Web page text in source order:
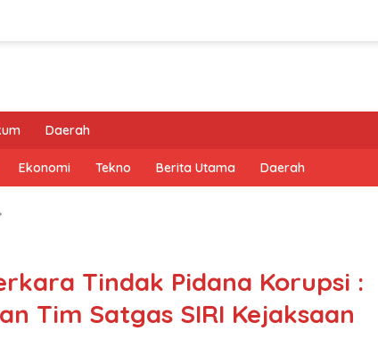
Daerah
Ekonomi Tekno Berita Utama Daerah
Tindak Pidana Korupsi :
Tim Satgas SIRI Kejaksaan